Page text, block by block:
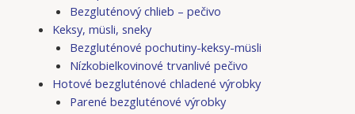
Bezgluténový chlieb – pečivo
Keksy, müsli, sneky
Bezgluténové pochutiny-keksy-müsli
Nízkobielkovinové trvanlivé pečivo
Hotové bezgluténové chladené výrobky
Parené bezgluténové výrobky